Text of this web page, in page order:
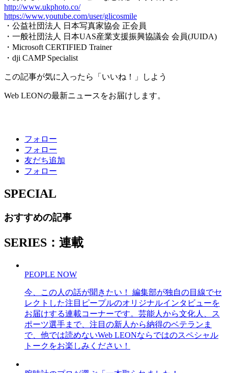
http://www.ukphoto.co/
https://www.youtube.com/user/glicosmile
・公益社団法人 日本写真家協会 正会員
・一般社団法人 日本UAS産業支援振興協議会 会員(JUIDA)
・Microsoft CERTIFIED Trainer
・dji CAMP Specialist
この記事が気に入ったら「いいね！」しよう
Web LEONの最新ニュースをお届けします。
フォロー
フォロー
友だち追加
フォロー
SPECIAL
おすすめの記事
SERIES：連載
PEOPLE NOW
今、この人の話が聞きたい！ 編集部が独自の目線でセ
レクトした注目ピープルのオリジナルインタビューを
お届けする連載コーナーです。芸能人から文化人、ス
ポーツ選手まで、注目の新人から納得のベテランま
で、他では読めないWeb LEONならではのスペシャル
トークをお楽しみください！